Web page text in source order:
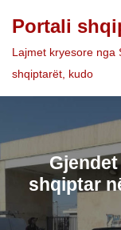
Skip
to
Portali
Lajmet kryesore nga
shqiptarët, kudo
shqiptar